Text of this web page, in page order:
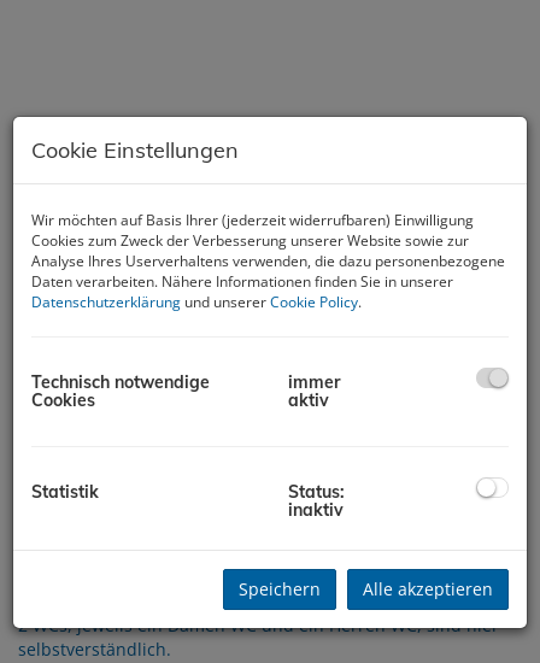
Beschreibung
Die öffentlichen Verkehrsmittel sind für Sie, Ihre Mitarbeiter
und Kunden sehr gut erreichbar.
Gehminuten.
Die Gewerbefläche liegt im Erdgeschoß in einem großzügigen
Gemeinschaftsbüro mit insgesamt vier Büroräumen.
2 WCs, jeweils ein Damen WC und ein Herren WC, sind hier
selbstverständlich.
Cookie Einstellungen
Wir möchten auf Basis Ihrer (jederzeit widerrufbaren) Einwilligung
Cookies zum Zweck der Verbesserung unserer Website sowie zur
Analyse Ihres Userverhaltens verwenden, die dazu personenbezogene
Daten verarbeiten. Nähere Informationen finden Sie in unserer
Datenschutzerklärung und unsererCookie Policy.
Technisch notwendige
Cookies
immer
aktiv
Statistik
Status:
inaktiv
Speichern Alle akzeptieren